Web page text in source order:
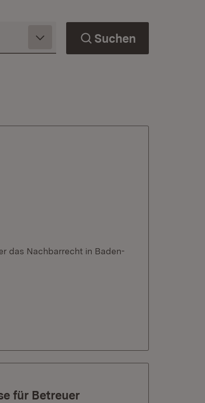
Suchen
das Nachbarrecht in Baden-
für Betreuer